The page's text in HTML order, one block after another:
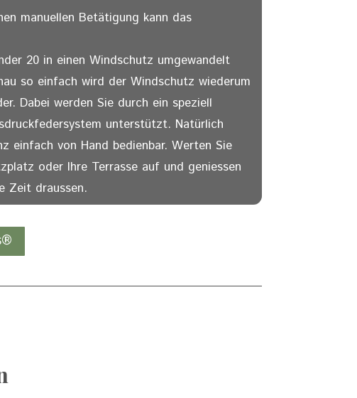
manuellen Betätigung kann das
20 in einen Windschutz umgewandelt
so einfach wird der Windschutz wiederum
Dabei werden Sie durch ein speziell
unterstützt. Natürlich
einfach von Hand bedienbar. Werten Sie
oder Ihre Terrasse auf und geniessen
Zeit draussen.